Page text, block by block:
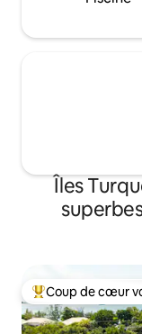
Îles
Coups de cœur
Coup de cœur